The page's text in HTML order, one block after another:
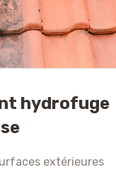
hydrofuge
extérieures